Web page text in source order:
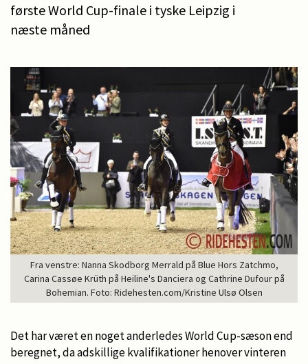
første World Cup-finale i tyske Leipzig i
næste måned
Fra venstre: Nanna Skodborg Merrald på Blue Hors Zatchmo,
Carina Cassøe Krüth på Heiline's Danciera og Cathrine Dufour på
Bohemian. Foto: Ridehesten.com/Kristine Ulsø Olsen
Det har været en noget anderledes World Cup-sæson end
beregnet, da adskillige kvalifikationer henover vinteren